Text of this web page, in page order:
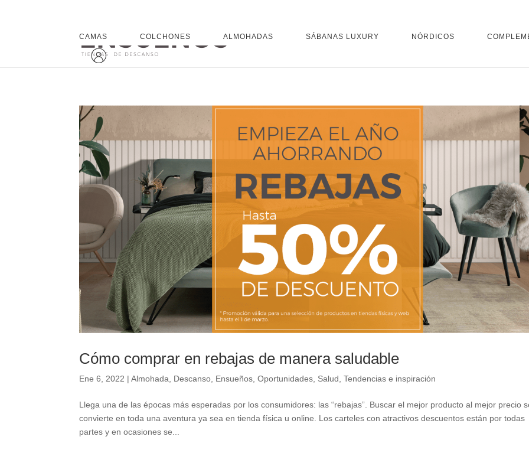
CAMAS COLCHONES ALMOHADAS SÁBANAS LUXURY NÓRDICOS
Cómo comprar en rebajas de manera saludable
Ene 6, 2022 |Almohada Descanso Ensueños ,Oportunidades Salud ,Tendencias e inspiración
Llega una de las épocas más esperadas por los consumidores: las “rebajas”. Buscar el mejor producto al mejor precio
convierte en toda una aventura ya sea en tienda física u online. Los carteles con atractivos descuentos están por todas
partes y en ocasiones se...